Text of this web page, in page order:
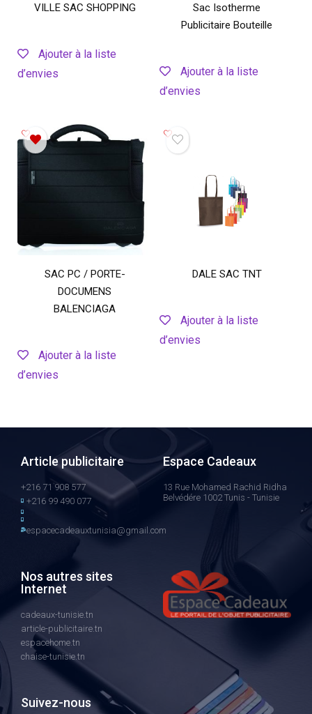
VILLE SAC SHOPPING
Ajouter à la liste
d’envies
Sac Isotherme
Publicitaire Bouteille
Ajouter à la liste
d’envies
SAC PC / PORTE-
DOCUMENS
BALENCIAGA
Ajouter à la liste
d’envies
DALE SAC TNT
Ajouter à la liste
d’envies
Article publicitaire
+216 71 908 577
+216 99 490 077
espacecadeauxtunisia@gmail.com
Espace Cadeaux
13 Rue Mohamed Rachid Ridha
Belvédére 1002 Tunis - Tunisie
Nos autres sites
Internet
cadeaux-tunisie.tn
article-publicitaire.tn
espacehome.tn
chaise-tunisie.tn
Suivez-nous